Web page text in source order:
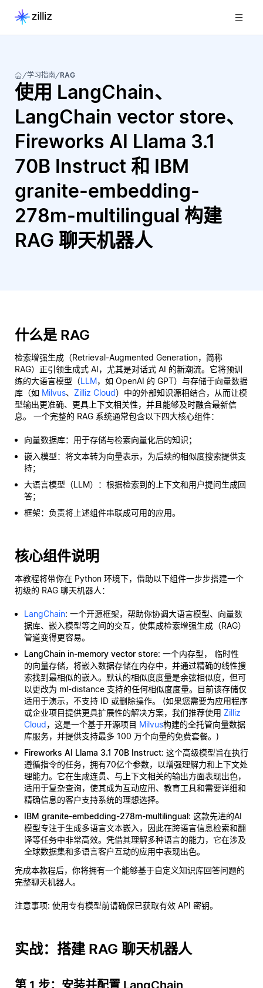
学习指南 RAG
使用 LangChain、
LangChain vector store、
Fireworks AI Llama 3.1
70B Instruct 和 IBM
granite-embedding-
278m-multilingual 构建
RAG 聊天机器人
什么是 RAG
检索增强生成（Retrieval-Augmented Generation，简称
RAG）正引领生成式 AI，尤其是对话式 AI 的新潮流。它将预训
练的大语言模型（LLM，如 OpenAI 的 GPT）与存储于向量数据
库（如 Milvus、 Zilliz Cloud）中的外部知识源相结合，从而让模
型输出更准确、更具上下文相关性，并且能够及时融合最新信
息。 一个完整的 RAG 系统通常包含以下四大核心组件：
向量数据库：用于存储与检索向量化后的知识；
嵌入模型：将文本转为向量表示，为后续的相似度搜索提供支
持；
大语言模型（LLM）：根据检索到的上下文和用户提问生成回
答；
框架：负责将上述组件串联成可用的应用。
核心组件说明
本教程将带你在 Python 环境下，借助以下组件一步步搭建一个
初级的 RAG 聊天机器人：
LangChain: 一个开源框架，帮助你协调大语言模型、向量数
据库、嵌入模型等之间的交互，使集成检索增强生成（RAG）
管道变得更容易。
LangChain in-memory vector store: 一个内存型， 临时性
的向量存储，将嵌入数据存储在内存中，并通过精确的线性搜
索找到最相似的嵌入。默认的相似度度量是余弦相似度，但可
以更改为 ml-distance 支持的任何相似度度量。目前该存储仅
适用于演示，不支持 ID 或删除操作。 (如果您需要为应用程序
或企业项目提供更具扩展性的解决方案，我们推荐使用 Zilliz
Cloud，这是一个基于开源项目 Milvus构建的全托管向量数据
库服务，并提供支持最多 100 万个向量的免费套餐。)
Fireworks AI Llama 3.1 70B Instruct: 这个高级模型旨在执行
遵循指令的任务，拥有70亿个参数，以增强理解力和上下文处
理能力。它在生成连贯、与上下文相关的输出方面表现出色，
适用于复杂查询，使其成为互动应用、教育工具和需要详细和
精确信息的客户支持系统的理想选择。
IBM granite-embedding-278m-multilingual: 这款先进的AI
模型专注于生成多语言文本嵌入，因此在跨语言信息检索和翻
译等任务中非常高效。凭借其理解多种语言的能力，它在涉及
全球数据集和多语言客户互动的应用中表现出色。
完成本教程后，你将拥有一个能够基于自定义知识库回答问题的
完整聊天机器人。
注意事项: 使用专有模型前请确保已获取有效 API 密钥。
实战：搭建 RAG 聊天机器人
第 1 步：安装并配置 LangChain